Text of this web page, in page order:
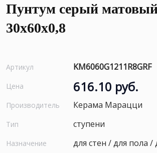
Пунтум серый матовый
30x60x0,8
Артикул KM6060G1211R8GRF
Цена 616.10 руб.
Производитель Керама Марацци
Тип ступени
Назначение для стен / для пола /